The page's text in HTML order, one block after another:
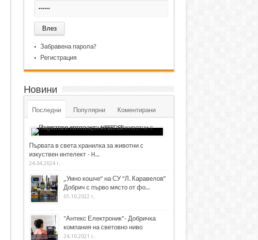
Забравена парола?
Регистрация
Новини
Последни Популярни Коментирани
Първата в света хранилка за животни с
изкуствен интелект - H...
24.04.2024 г.
„Умно кошче“ на СУ “Л. Каравелов”
Добрич с първо място от фо...
01.10.2022 г.
"Антекс Електроник"- Добричка
компания на световно ниво
24.10.2021 г.